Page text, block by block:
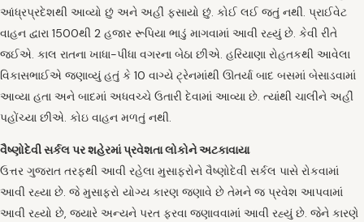
આંધ્રપ્રદેશથી આવ્યો છું અને અહીં ફસાયો છું. કોઈ લઈ જતું નથી. પ્રાઈવેટ
વાહન દ્વારા 1500થી 2 હજાર રૂપિયા ભાડું માગવામાં આવી રહ્યું છે. કેવી રીતે
જઈએ. કાલ રાતના ખાધા-પીધા વગરના બેઠા છીએ. હરિયાણા રોહતકથી આવેલા
વિકાસભાઈએ જણાવ્યું હતું કે 10 વાગ્યે ટ્રેનમાંથી ઊતર્યા બાદ બસમાં બેસાડવામાં
આવ્યા હતા અને બાદમાં અધવચ્ચે ઉતારી દેવામાં આવ્યા છે. ત્યાંથી ચાલીને અહીં
પહોંચ્યા છીએ. કોઇ વાહન મળતું નથી.
વૈષ્ણોદેવી સર્કલ પર શહેરમાં પ્રવેશતા લોકોને અટકાવાયા
ઉત્તર ગુજરાત તરફથી આવી રહેલા મુસાફરોને વૈષ્ણોદેવી સર્કલ પાસે રોકવામાં
આવી રહ્યા છે. જે મુસાફરો યોગ્ય કારણ જણાવે છે તેમને જ પ્રવેશ આપવામાં
આવી રહ્યો છે, જ્યારે અન્યને પરત ફરવા જણાવવામાં આવી રહ્યું છે. જેને કારણે